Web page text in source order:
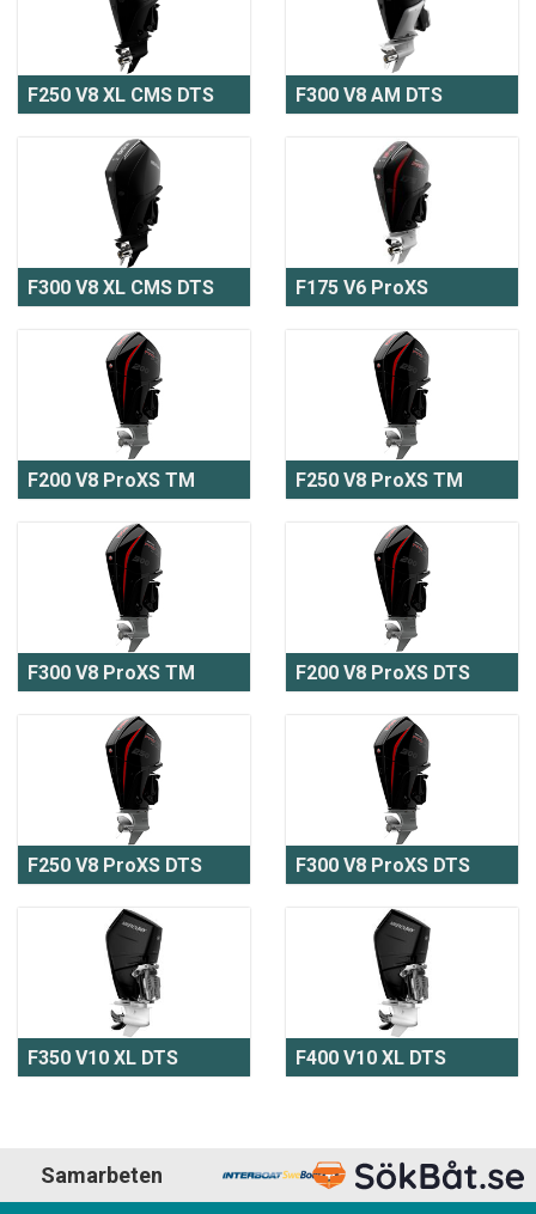
F250 V8 XL CMS DTS F300 V8 AM DTS
F300 V8 XL CMS DTS F175 V6 ProXS
F200 V8 ProXS TM F250 V8 ProXS TM
F300 V8 ProXS TM F200 V8 ProXS DTS
F250 V8 ProXS DTS F300 V8 ProXS DTS
F350 V10 XL DTS F400 V10 XL DTS
Samarbeten